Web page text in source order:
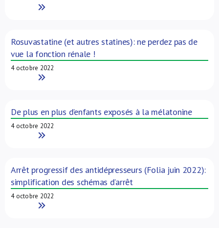
Read More
Rosuvastatine (et autres statines): ne perdez pas de
vue la fonction rénale !
4 octobre 2022
Read More
De plus en plus d’enfants exposés à la mélatonine
4 octobre 2022
Read More
Arrêt progressif des antidépresseurs (Folia juin 2022):
simplification des schémas d’arrêt
4 octobre 2022
Read More